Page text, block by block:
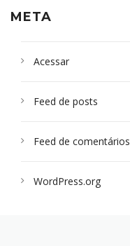
META
Acessar
Feed de posts
Feed de comentários
WordPress.org